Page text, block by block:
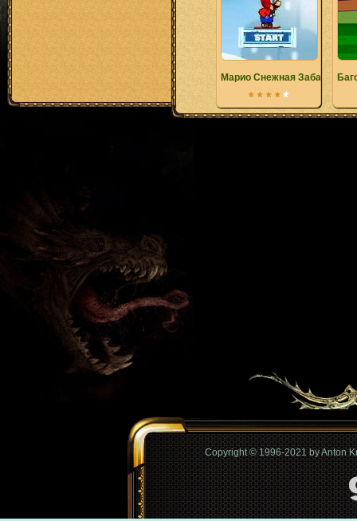
Марио Снежная Забава
Copyright © 1996-2021 by Anton